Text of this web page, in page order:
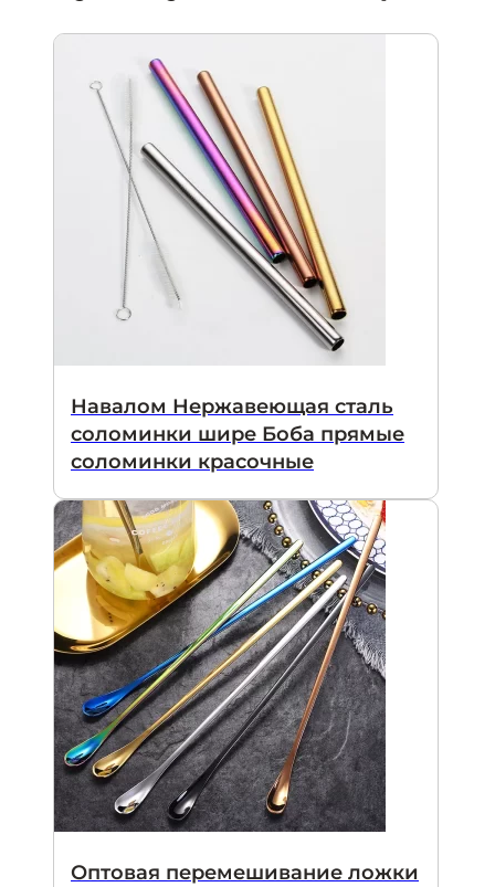
Навалом Нержавеющая сталь
соломинки шире Боба прямые
соломинки красочные
Оптовая перемешивание ложки